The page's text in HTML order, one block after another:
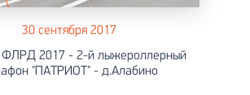
30 сентября 2017
ФЛРД 2017 - 2-й лыжероллерный
"ПАТРИОТ" - д.Алабино